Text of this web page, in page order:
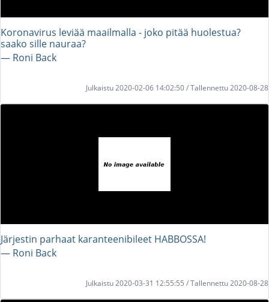
Koronavirus leviää maailmalla - joko pitää huolestua?
saako sille nauraa?
― Roni Back
Julkaistu 2020-02-06 14:02:50 / Tallennettu 2020-08-28
Järjestin parhaat karanteenibileet HABBOSSA!
― Roni Back
Julkaistu 2020-03-31 12:55:55 / Tallennettu 2020-08-28